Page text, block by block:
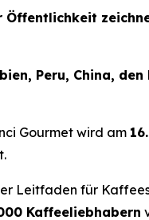
Öffentlichkeit
Peru, China, den
Gourmet wird am
Leitfaden für
Kaffeeliebhabern